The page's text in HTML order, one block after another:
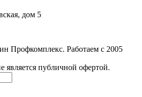
дом 5
Профкомплекс. Работаем с 2005
является публичной офертой.